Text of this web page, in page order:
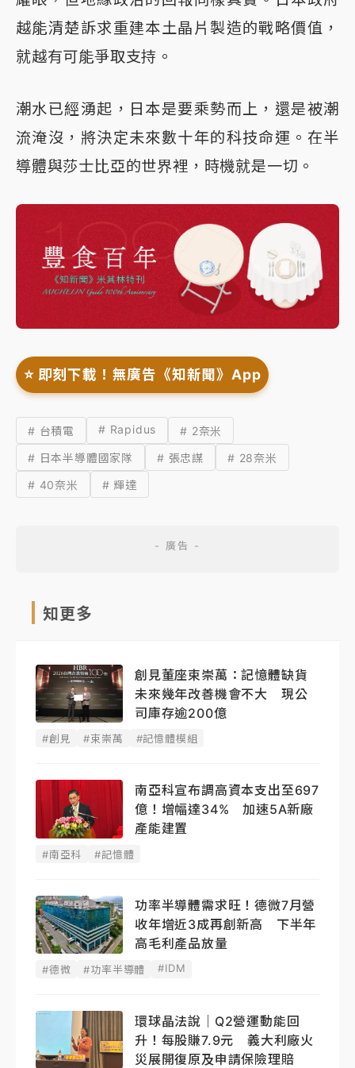
越能清楚訴求重建本土晶片製造的戰略價值，
就越有可能爭取支持。
潮水已經湧起，日本是要乘勢而上，還是被潮
流淹沒，將決定未來數十年的科技命運。在半
導體與莎士比亞的世界裡，時機就是一切。
⭐️ 即刻下載！無廣告《知新聞》App
# 台積電 # Rapidus
# 2奈米
# 日本半導體國家隊
# 張忠謀
# 28奈米
# 40奈米
# 輝達
知更多
創見董座束崇萬：記憶體缺貨
未來幾年改善機會不大 現公
司庫存逾200億
#創見 #束崇萬 #記憶體模組
南亞科宣布調高資本支出至697
億！增幅達34% 加速5A新廠
產能建置
#南亞科 #記憶體
功率半導體需求旺！德微7月營
收年增近3成再創新高 下半年
高毛利產品放量
#德微 #功率半導體 #IDM
環球晶法說｜Q2營運動能回
升！每股賺7.9元 義大利廠火
災展開復原及申請保險理賠